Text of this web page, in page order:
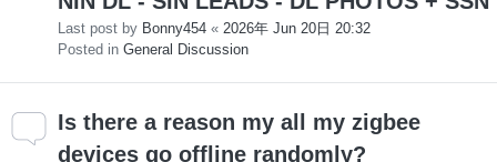
Last post by Bonny454 « 2026年 Jun 20日 20:32
Posted in General Discussion
Is there a reason my all my zigbee
devices go offline randomly?